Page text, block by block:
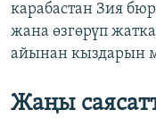
карабастан Зия
жана өзгөрүп
айынан кыздарын
Жаңы